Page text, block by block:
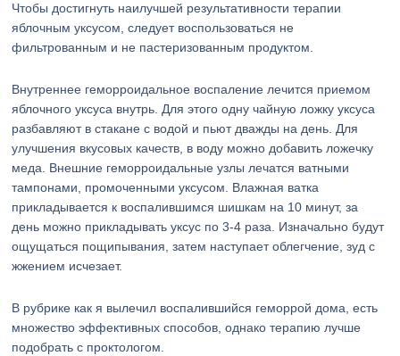
Чтобы достигнуть наилучшей результативности терапии
яблочным уксусом, следует воспользоваться не
фильтрованным и не пастеризованным продуктом.
Внутреннее геморроидальное воспаление лечится приемом
яблочного уксуса внутрь. Для этого одну чайную ложку уксуса
разбавляют в стакане с водой и пьют дважды на день. Для
улучшения вкусовых качеств, в воду можно добавить ложечку
меда. Внешние геморроидальные узлы лечатся ватными
тампонами, промоченными уксусом. Влажная ватка
прикладывается к воспалившимся шишкам на 10 минут, за
день можно прикладывать уксус по 3-4 раза. Изначально будут
ощущаться пощипывания, затем наступает облегчение, зуд с
жжением исчезает.
В рубрике как я вылечил воспалившийся геморрой дома, есть
множество эффективных способов, однако терапию лучше
подобрать с проктологом.